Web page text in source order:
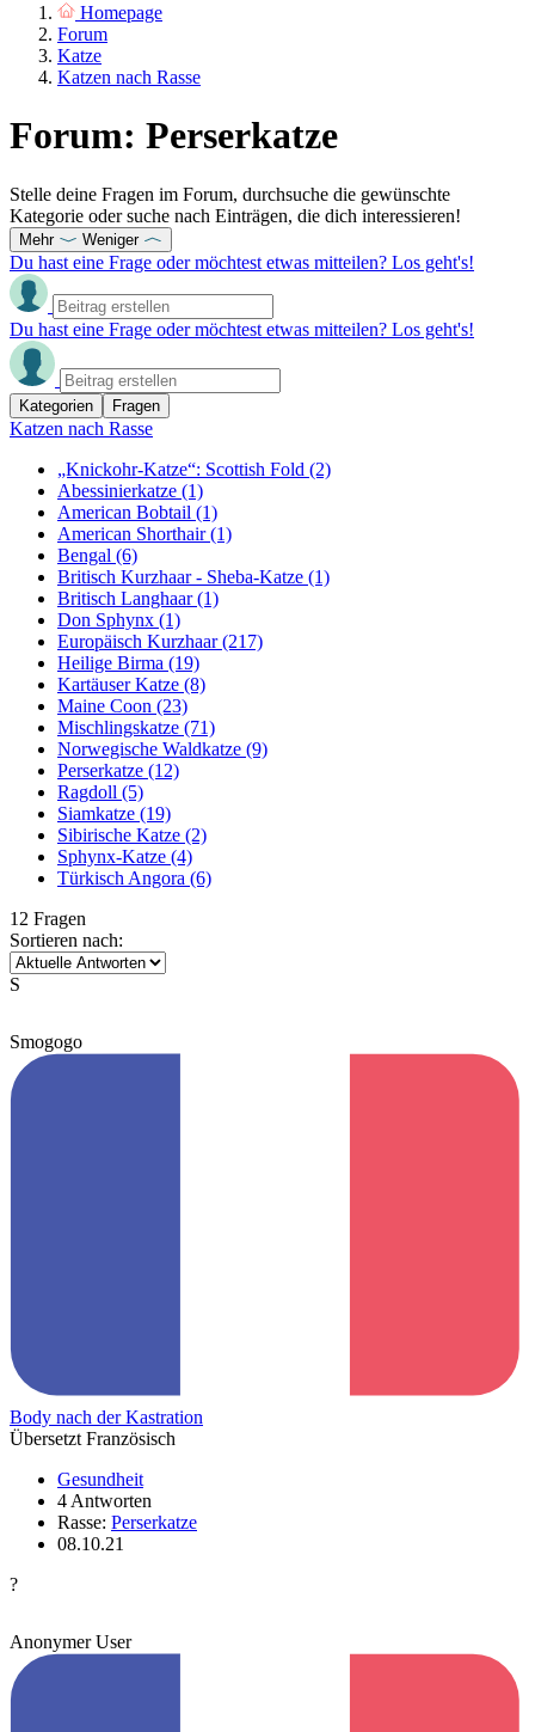
Homepage
Forum
Katze
Katzen nach Rasse
Forum: Perserkatze
Stelle deine Fragen im Forum, durchsuche die gewünschte
Kategorie oder suche nach Einträgen, die dich interessieren!
Mehr Weniger
Du hast eine Frage oder möchtest etwas mitteilen? Los geht's!
Du hast eine Frage oder möchtest etwas mitteilen? Los geht's!
Kategorien Fragen
Katzen nach Rasse
„Knickohr-Katze“: Scottish Fold (2)
Abessinierkatze (1)
American Bobtail (1)
American Shorthair(1)
Bengal (6)
Britisch Kurzhaar - Sheba-Katze (1)
Britisch Langhaar(1)
Don Sphynx (1)
Europäisch Kurzhaar(217)
Heilige Birma (19)
Kartäuser Katze (8)
Maine Coon (23)
Mischlingskatze (71)
Norwegische Waldkatze (9)
Perserkatze (12)
Ragdoll (5)
Siamkatze (19)
Sibirische Katze (2)
Sphynx-Katze (4)
Türkisch Angora (6)
12 Fragen
Sortieren nach:
S
Smogogo
Body nach der Kastration
Übersetzt Französisch
Gesundheit
4 Antworten
Rasse: Perserkatze
08.10.21
?
Anonymer User